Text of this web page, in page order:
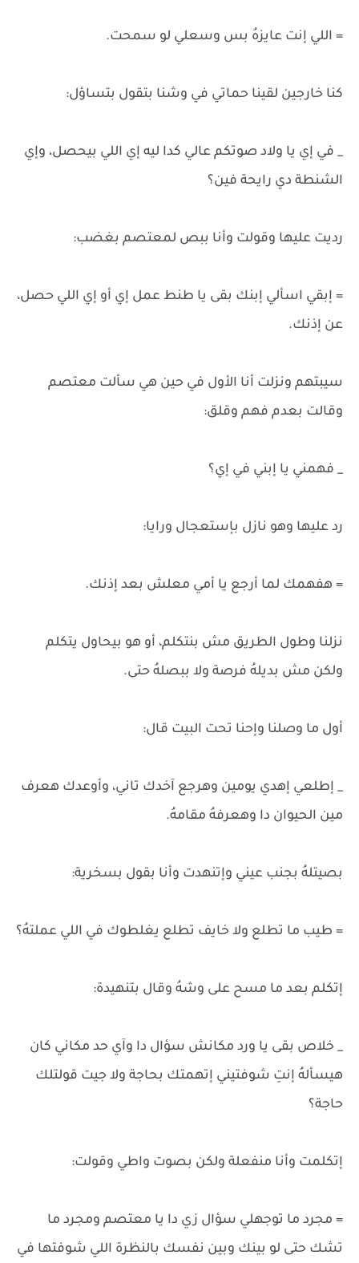
= اللي إنت عايزهُ بس وسعلي لو سمحت.
كنا خارجين لقينا حماتي في وشنا بتقول بتساؤل:
_ في إي يا ولاد صوتكم عالي كدا ليه إي اللي بيحصل، وإي
الشنطة دي رايحة فين؟
رديت عليها وقولت وأنا ببص لمعتصم بغضب:
= إبقي اسألي إبنك بقى يا طنط عمل إي أو إي اللي حصل،
عن إذنك.
سيبتهم ونزلت أنا الأول في حين هي سألت معتصم
وقالت بعدم فهم وقلق:
_ فهمني يا إبني في إي؟
رد عليها وهو نازل بإستعجال ورايا:
= هفهمك لما أرجع يا أمي معلش بعد إذنك.
نزلنا وطول الطريق مش بنتكلم، أو هو بيحاول يتكلم
ولكن مش بديلهُ فرصة ولا ببصلهُ حتى.
أول ما وصلنا وإحنا تحت البيت قال:
_ إطلعي إهدي يومين وهرجع آخدك تاني، وأوعدك هعرف
مين الحيوان دا وهعرفهُ مقامهُ.
بصيتلهُ بجنب عيني وإتنهدت وأنا بقول بسخرية:
= طيب ما تطلع ولا خايف تطلع يغلطوك في اللي عملتهُ؟
إتكلم بعد ما مسح على وشهُ وقال بتنهيدة:
_ خلاص بقى يا ورد مكانش سؤال دا وآي حد مكاني كان
هيسألهُ إنتِ شوفتيني إتهمتك بحاجة ولا جيت قولتلك
حاجة؟
إتكلمت وأنا منفعلة ولكن بصوت واطي وقولت:
= مجرد ما توجهلي سؤال زي دا يا معتصم ومجرد ما
تشك حتى لو بينك وبين نفسك بالنظرة اللي شوفتها في